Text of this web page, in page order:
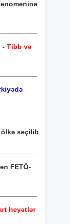
- Tibb və
ölkə seçilib
FETÖ-
heyətlər